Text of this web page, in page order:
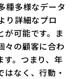
種多様なデータ
り詳細なプロ
が可能です。ま
々の顧客に合わ
。つまり、年
なく、行動・